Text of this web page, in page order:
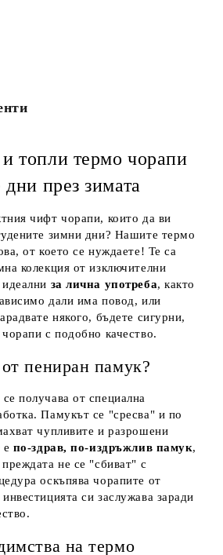
топли термо чорапи
дни през зимата
чифт чорапи, които да ви
зимни дни? Нашите термо
от което се нуждаете! Те са
колекция от изключителни
за лична употреба, както
дали има повод, или
някого, бъдете сигурни,
с подобно качество.
пениран памук?
се получава от специална
Памукът се "сресва" и по
чупливите и разрошени
е по-здрав, по-издръжлив памук,
не се "сбиват" с
оскъпява чорапите от
си заслужава заради
на термо